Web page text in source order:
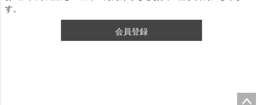
す。
会員登録